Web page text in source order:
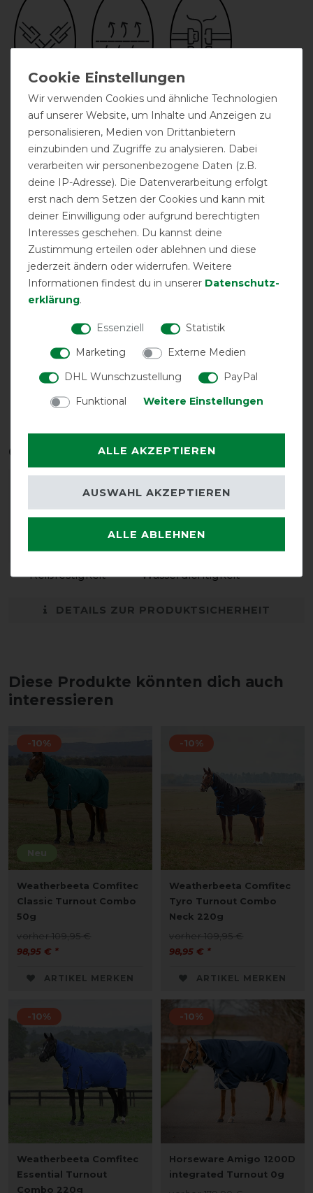
Kreuzgurte
Frontverschluss
festes Halsteil Gehfalte
Halsteil
inklusive
wasserdicht
Qualitätsstufen
Reißfestigkeit Wasserdichtigkeit
DETAILS ZUR PRODUKTSICHERHEIT
Diese Produkte könnten dich auch
interessieren
Neu
-10%
Weatherbeeta Comfitec
Classic Turnout Combo
50g
vorher 109,95 €
98,95 € *
ARTIKEL MERKEN
-10%
Weatherbeeta Comfitec
Tyro Turnout Combo
Neck 220g
vorher 109,95 €
98,95 € *
ARTIKEL MERKEN
-10%
Weatherbeeta Comfitec
Essential Turnout
Combo 220g
-10%
Horseware Amigo 1200D
integrated Turnout 0g
Wir verwenden Cookies und ähnliche Technologien
auf unserer Website, um Inhalte und Anzeigen zu
personalisieren, Medien von Drittanbietern
einzubinden und Zugriffe zu analysieren. Dabei
verarbeiten wir personenbezogene Daten (z.B.
deine IP-Adresse). Die Datenverarbeitung erfolgt
erst nach dem Setzen der Cookies und kann mit
deiner Einwilligung oder aufgrund berechtigten
Interesses geschehen. Du kannst deine
Zustimmung erteilen oder ablehnen und diese
jederzeit ändern oder widerrufen. Weitere
Informationen findest du in unserer Daten­schutz­
erklärung.
Essenziell
Statistik
Marketing
Externe Medien
DHL Wunschzustellung
PayPal
Funktional
Weitere Einstellungen
ALLE AKZEPTIEREN
ALLE ABLEHNEN
AUSWAHL AKZEPTIEREN